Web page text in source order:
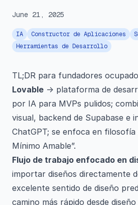
June 21, 2025
IA Constructor de Aplicaciones
Herramientas de Desarrollo
TL;DR para fundadores
Lovable → plataforma de
por IA para MVPs pulidos;
visual, backend de Supabase e
ChatGPT; se enfoca en filosofía
Mínimo Amable”.
Flujo de trabajo enfocado en
importar diseños directamente
excelente sentido de diseño
camino más rápido desde